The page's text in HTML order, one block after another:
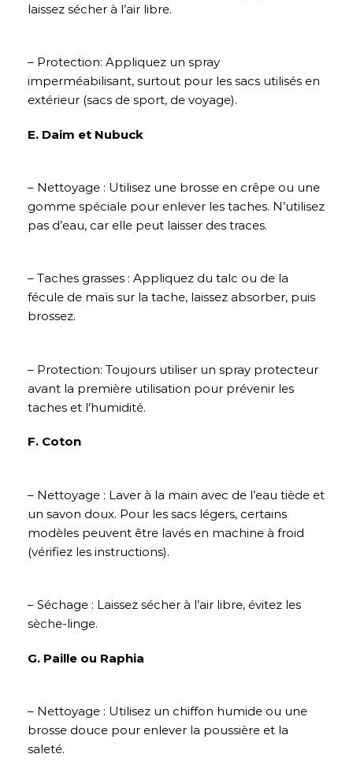
laissez sécher à l’air libre.
– Protection: Appliquez un spray
imperméabilisant, surtout pour les sacs utilisés en
extérieur (sacs de sport, de voyage).
E. Daim et Nubuck
– Nettoyage : Utilisez une brosse en crêpe ou une
gomme spéciale pour enlever les taches. N’utilisez
pas d’eau, car elle peut laisser des traces.
– Taches grasses : Appliquez du talc ou de la
fécule de maïs sur la tache, laissez absorber, puis
brossez.
– Protection: Toujours utiliser un spray protecteur
avant la première utilisation pour prévenir les
taches et l’humidité.
F. Coton
– Nettoyage : Laver à la main avec de l’eau tiède et
un savon doux. Pour les sacs légers, certains
modèles peuvent être lavés en machine à froid
(vérifiez les instructions).
– Séchage : Laissez sécher à l’air libre, évitez les
sèche-linge.
G. Paille ou Raphia
– Nettoyage : Utilisez un chiffon humide ou une
brosse douce pour enlever la poussière et la
saleté.